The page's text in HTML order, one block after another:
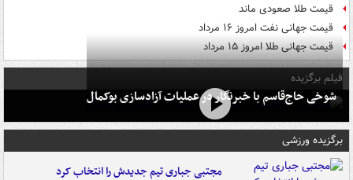
قیمت طلا صعودی ماند
قیمت جهانی نفت امروز ۱۶ مرداد
قیمت جهانی طلا امروز ۱۵ مرداد
فیلم برگزیده
شوخی حاج‌قاسم با خبرنگار در عملیات آزادسازی بوکمال
برگزیده ورزشی
مجتبی جباری تیم جدیدش را انتخاب کرد